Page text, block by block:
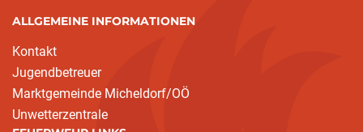
ALLGEMEINE INFORMATIONEN
Kontakt
Jugendbetreuer
Marktgemeinde Micheldorf/OÖ
Unwetterzentrale